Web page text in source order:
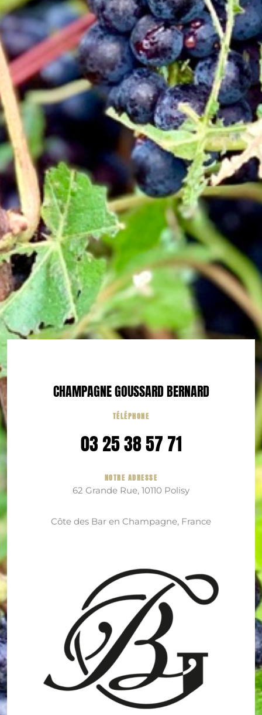
CHAMPAGNE GOUSSARD BERNARD
TÉLÉPHONE
03 25 38 57 71
NOTRE ADRESSE
62 Grande Rue, 10110 Polisy
Côte des Bar en Champagne, France